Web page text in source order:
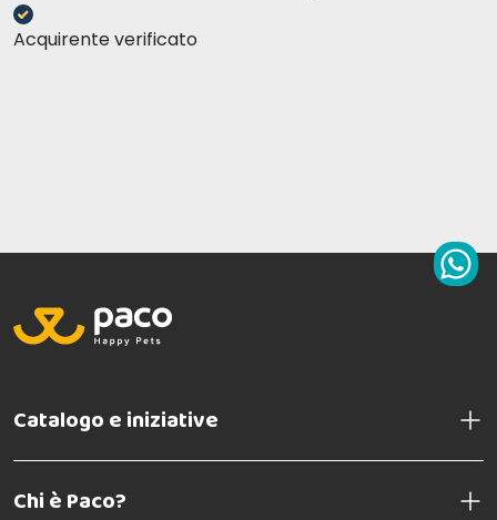
Acquirente verificato
Catalogo e iniziative
Chi è Paco?